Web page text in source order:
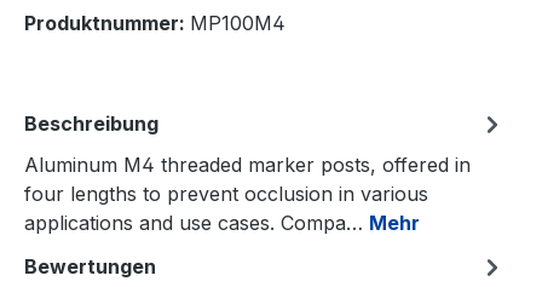
Produktnummer: MP100M4
Beschreibung
Aluminum M4 threaded marker posts, offered in
four lengths to prevent occlusion in various
applications and use cases. Compa… Mehr
Bewertungen